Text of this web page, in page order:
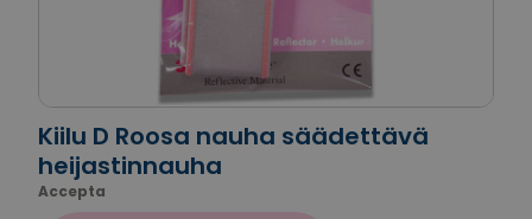
Kiilu D Roosa nauha säädettävä
heijastinnauha
Accepta